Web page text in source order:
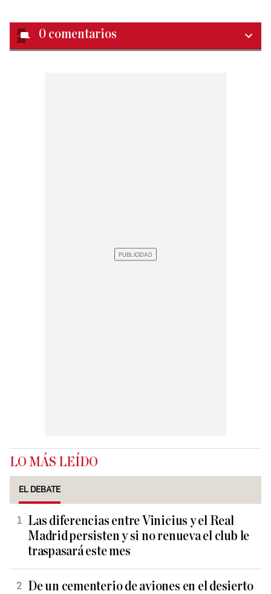
0 comentarios
LO MÁS LEÍDO
EL DEBATE
Las diferencias entre Vinicius y el Real
Madrid persisten y si no renueva el club le
traspasará este mes
De un cementerio de aviones en el desierto